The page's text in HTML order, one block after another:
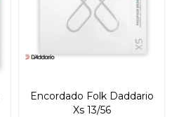
Encordado Folk Daddario
Xs 13/56